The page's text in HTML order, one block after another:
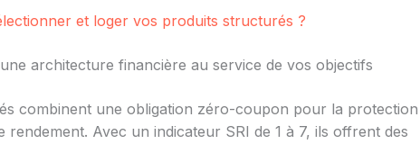
et loger vos produits structurés ?
architecture financière au service de vos objectifs
combinent une obligation zéro-coupon pour la protection
rendement. Avec un indicateur SRI de 1 à 7, ils offrent des